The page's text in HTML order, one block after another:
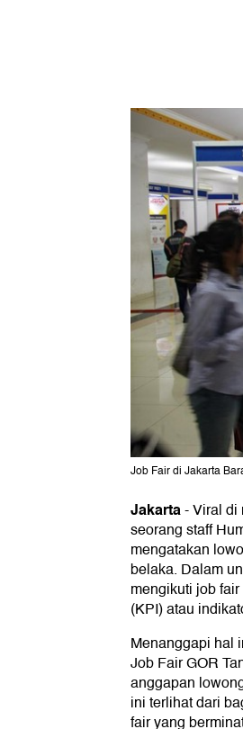
Job Fair di Jakarta
Jakarta-Viral di
seorang staff
mengatakan
belaka. Dalam
mengikuti job
(KPI) atau
Menanggapi hal
Job Fair GOR
anggapan
ini terlihat dari
fair yang